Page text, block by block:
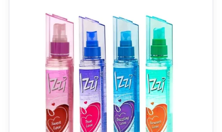
didapati di seluruhdrugstoredi Malaysia.